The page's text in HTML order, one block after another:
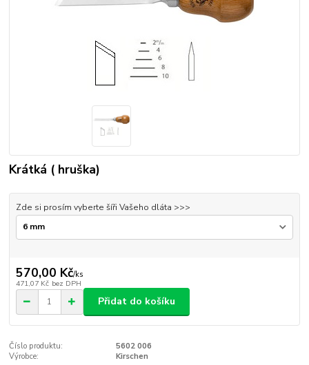
Krátká ( hruška)
Zde si prosím vyberte šíři Vašeho dláta >>>
570,00 Kč/ks
471,07 Kč bez DPH
Přidat do košíku
Číslo produktu:
5602 006
Výrobce:
Kirschen